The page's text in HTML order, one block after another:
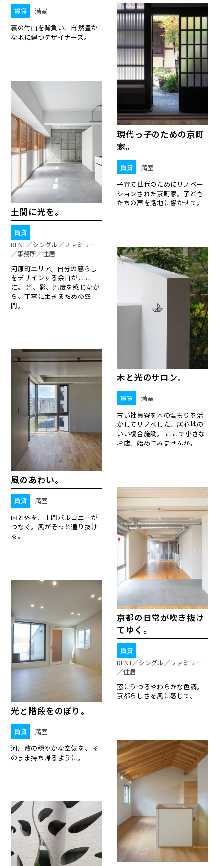
賃貸
満室
裏の竹山を背負い、自然豊か
な地に建つデザイナーズ。
現代っ子のための京町
家。
賃貸
満室
子育て世代のためにリノベー
ションされた京町家。子ども
たちの声を路地に響かせて。
土間に光を。
賃貸
RENT／シングル／ファミリー
／事務所／住居
河原町エリア。自分の暮らし
をデザインする余白がここ
に。 光、影、温度を感じなが
ら、丁寧に生きるための空
間。
木と光のサロン。
賃貸
満室
古い社員寮を木の温もりを活
かしてリノベした、居心地の
いい複合施設。 ここで小さな
お店、始めてみませんか。
風のあわい。
賃貸
満室
内と外を、土間バルコニーが
つなぐ。風がそっと通り抜け
る。
京都の日常が吹き抜け
てゆく。
賃貸
RENT／シングル／ファミリー
／住居
窓にうつるやわらかな色調。
京都らしさを風に感じて。
光と階段をのぼり。
賃貸
満室
河川敷の穏やかな空気を、 そ
のまま持ち帰るように。